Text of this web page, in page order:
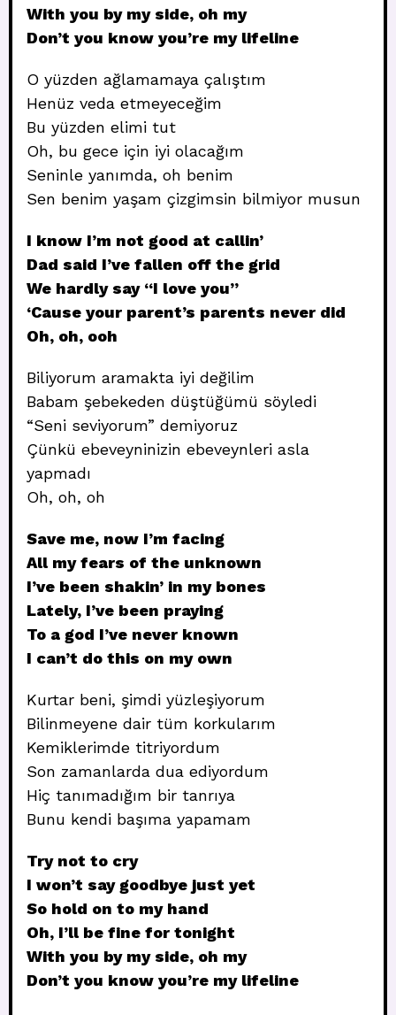
With you by my side, oh my
Don’t you know you’re my lifeline
O yüzden ağlamamaya çalıştım
Henüz veda etmeyeceğim
Bu yüzden elimi tut
Oh, bu gece için iyi olacağım
Seninle yanımda, oh benim
Sen benim yaşam çizgimsin bilmiyor musun
I know I’m not good at callin’
Dad said I’ve fallen off the grid
We hardly say “I love you”
‘Cause your parent’s parents never did
Oh, oh, ooh
Biliyorum aramakta iyi değilim
Babam şebekeden düştüğümü söyledi
“Seni seviyorum” demiyoruz
Çünkü ebeveyninizin ebeveynleri asla
yapmadı
Oh, oh, oh
Save me, now I’m facing
All my fears of the unknown
I’ve been shakin’ in my bones
Lately, I’ve been praying
To a god I’ve never known
I can’t do this on my own
Kurtar beni, şimdi yüzleşiyorum
Bilinmeyene dair tüm korkularım
Kemiklerimde titriyordum
Son zamanlarda dua ediyordum
Hiç tanımadığım bir tanrıya
Bunu kendi başıma yapamam
Try not to cry
I won’t say goodbye just yet
So hold on to my hand
Oh, I’ll be fine for tonight
With you by my side, oh my
Don’t you know you’re my lifeline